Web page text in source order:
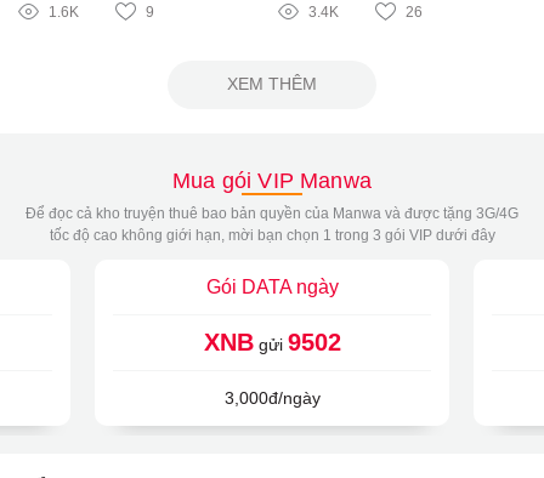
1.6K 9 3.4K 26
XEM THÊM
Mua gói VIP Manwa
Để đọc cả kho truyện thuê bao bản quyền của Manwa và được tặng 3G/4G
tốc độ cao không giới hạn, mời bạn chọn 1 trong 3 gói VIP dưới đây
Gói DATA ngày
XNBgửi 9502
3,000đ/ngày